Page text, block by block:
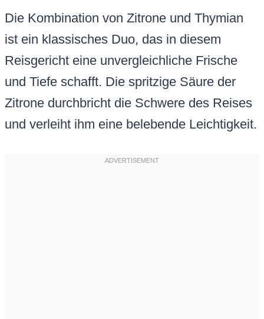
Die Kombination von Zitrone und Thymian
ist ein klassisches Duo, das in diesem
Reisgericht eine unvergleichliche Frische
und Tiefe schafft. Die spritzige Säure der
Zitrone durchbricht die Schwere des Reises
und verleiht ihm eine belebende Leichtigkeit.